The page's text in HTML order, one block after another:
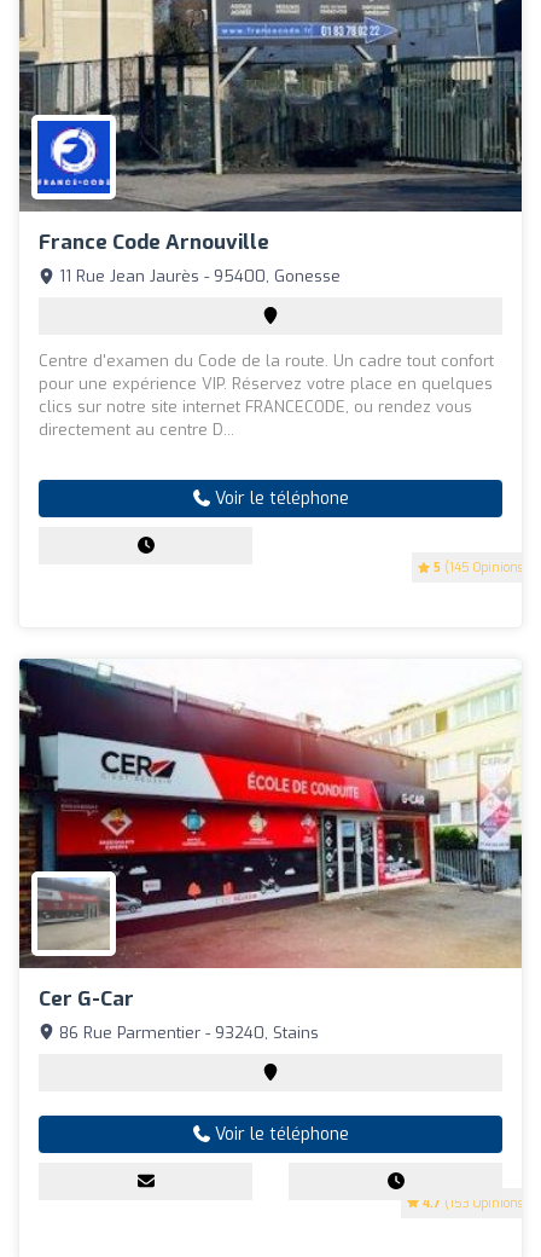
France Code Arnouville
5 (145 Opinions)
11 Rue Jean Jaurès - 95400, Gonesse
Centre d'examen du Code de la route. Un cadre tout confort
pour une expérience VIP. Réservez votre place en quelques
clics sur notre site internet FRANCECODE, ou rendez vous
directement au centre D...
Voir le téléphone
Cer G-Car
4.7 (153 Opinions)
86 Rue Parmentier - 93240, Stains
Voir le téléphone